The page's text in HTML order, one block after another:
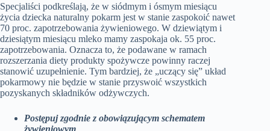
Specjaliści podkreślają, że w siódmym i ósmym miesiącu
życia dziecka naturalny pokarm jest w stanie zaspokoić nawet
70 proc. zapotrzebowania żywieniowego. W dziewiątym i
dziesiątym miesiącu mleko mamy zaspokaja ok. 55 proc.
zapotrzebowania. Oznacza to, że podawane w ramach
rozszerzania diety produkty spożywcze powinny raczej
stanowić uzupełnienie. Tym bardziej, że „uczący się” układ
pokarmowy nie będzie w stanie przyswoić wszystkich
pozyskanych składników odżywczych.
Postępuj zgodnie z obowiązującym schematem
żywieniowym